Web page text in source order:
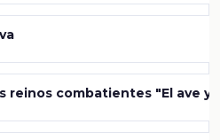
reinos combatientes "El ave y